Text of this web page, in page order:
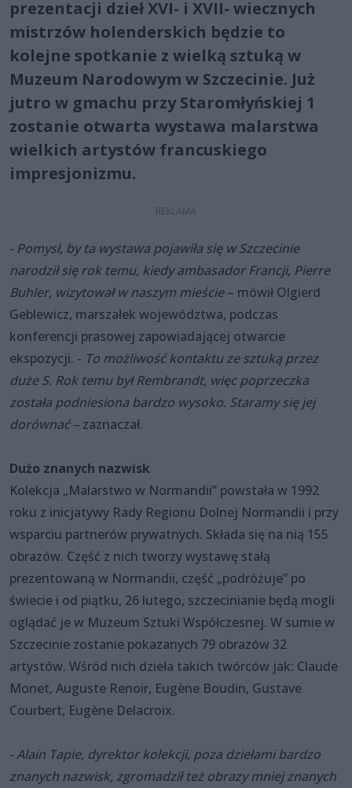
prezentacji dzieł XVI- i XVII- wiecznych
mistrzów holenderskich będzie to
kolejne spotkanie z wielką sztuką w
Muzeum Narodowym w Szczecinie. Już
jutro w gmachu przy Staromłyńskiej 1
zostanie otwarta wystawa malarstwa
wielkich artystów francuskiego
impresjonizmu.
- Pomysł, by ta wystawa pojawiła się w Szczecinie
narodził się rok temu, kiedy ambasador Francji, Pierre
Buhler, wizytował w naszym mieście– mówił Olgierd
Geblewicz, marszałek województwa, podczas
konferencji prasowej zapowiadającej otwarcie
ekspozycji. - To możliwość kontaktu ze sztuką przez
duże S. Rok temu był Rembrandt, więc poprzeczka
została podniesiona bardzo wysoko. Staramy się jej
dorównać –zaznaczał.
Dużo znanych nazwisk
Kolekcja „Malarstwo w Normandii” powstała w 1992
roku z inicjatywy Rady Regionu Dolnej Normandii i przy
wsparciu partnerów prywatnych. Składa się na nią 155
obrazów. Część z nich tworzy wystawę stałą
prezentowaną w Normandii, część „podróżuje” po
świecie i od piątku, 26 lutego, szczecinianie będą mogli
oglądać je w Muzeum Sztuki Współczesnej. W sumie w
Szczecinie zostanie pokazanych 79 obrazów 32
artystów. Wśród nich dzieła takich twórców jak: Claude
Monet, Auguste Renoir, Eugène Boudin, Gustave
Courbert, Eugène Delacroix.
- Alain Tapie, dyrektor kolekcji, poza dziełami bardzo
znanych nazwisk, zgromadził też obrazy mniej znanych